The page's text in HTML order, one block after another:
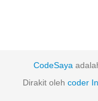
CodeSaya
Dirakit oleh coder